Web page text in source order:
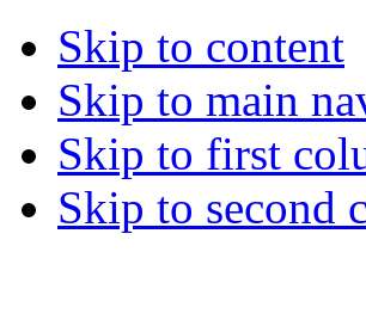
Skip to content
Skip to main
Skip to first
Skip to second